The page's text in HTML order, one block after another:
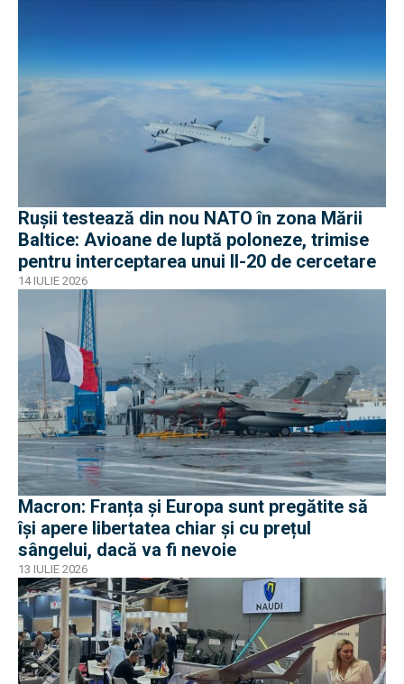
Rușii testează din nou NATO în zona Mării
Baltice: Avioane de luptă poloneze, trimise
pentru interceptarea unui Il-20 de cercetare
14 IULIE 2026
Macron: Franța și Europa sunt pregătite să
își apere libertatea chiar și cu prețul
sângelui, dacă va fi nevoie
13 IULIE 2026